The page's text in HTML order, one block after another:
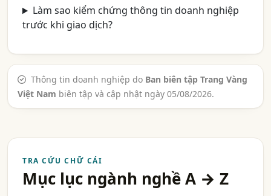
Làm sao kiểm chứng thông tin doanh nghiệp
trước khi giao dịch?
Thông tin doanh nghiệp do Ban biên tập Trang Vàng
Việt Nam biên tập và cập nhật ngày 05/08/2026.
TRA CỨU CHỮ CÁI
Mục lục ngành nghề A → Z